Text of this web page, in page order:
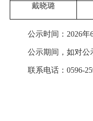
戴晓璐
公示时间：2026年
公示期间，如对公
联系电话：0596-